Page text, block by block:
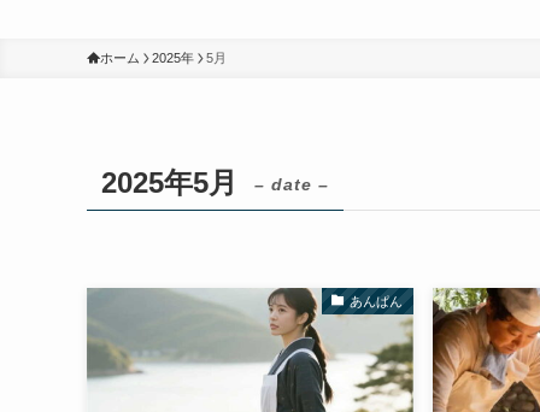
ホーム 2025年 5月
2025年5月 – date –
あんぱん